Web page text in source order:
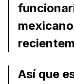
Así que